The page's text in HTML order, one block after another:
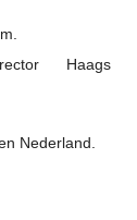
Haags
Nederland.